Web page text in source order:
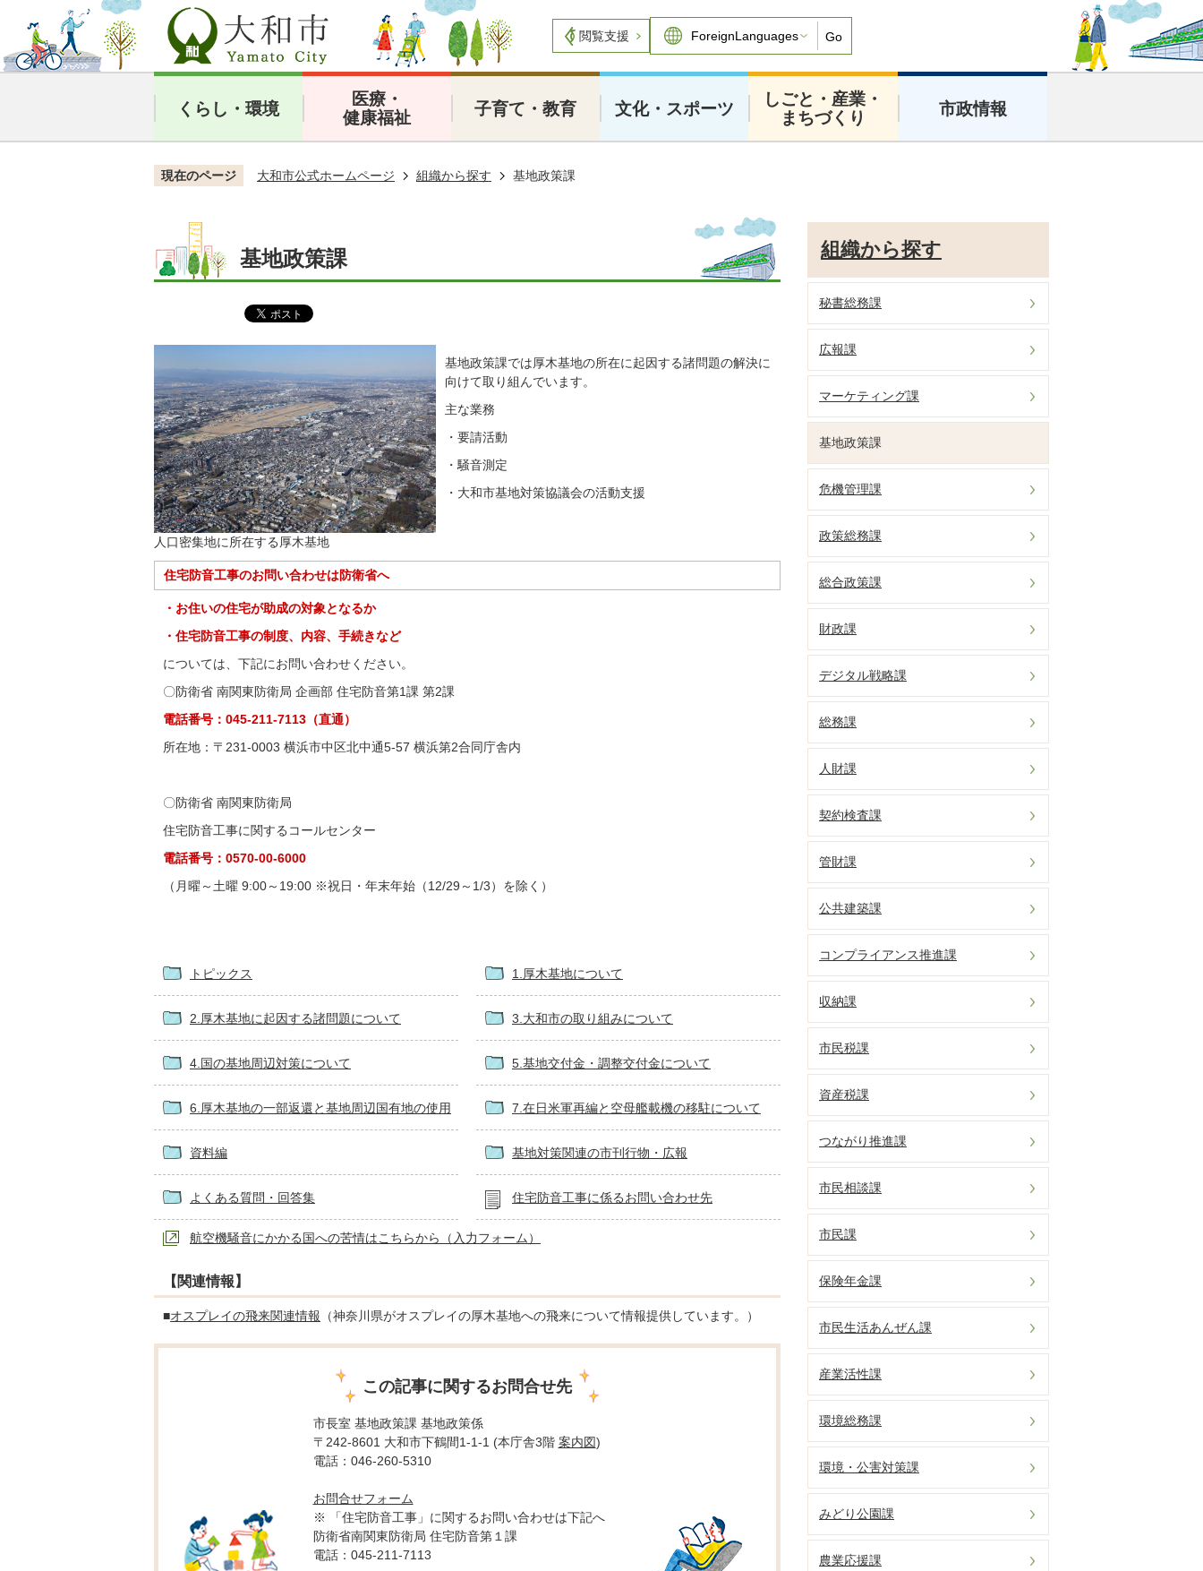
閲覧支援 Go
くらし・環境
医療・
健康福祉
子育て・教育 文化・スポーツ
しごと・産業・
まちづくり
市政情報
現在のページ 大和市公式ホームページ 組織から探す 基地政策課
基地政策課
人口密集地に所在する厚木基地
基地政策課では厚木基地の所在に起因する諸問題の解決に
向けて取り組んでいます。
主な業務
・要請活動
・騒音測定
・大和市基地対策協議会の活動支援
住宅防音工事のお問い合わせは防衛省へ
・お住いの住宅が助成の対象となるか
・住宅防音工事の制度、内容、手続きなど
については、下記にお問い合わせください。
〇防衛省 南関東防衛局 企画部 住宅防音第1課 第2課
電話番号：045-211-7113（直通）
所在地：〒231-0003 横浜市中区北中通5-57 横浜第2合同庁舎内
〇防衛省 南関東防衛局
住宅防音工事に関するコールセンター
電話番号：0570-00-6000
（月曜～土曜 9:00～19:00 ※祝日・年末年始（12/29～1/3）を除く）
トピックス 1.厚木基地について
2.厚木基地に起因する諸問題について 3.大和市の取り組みについて
4.国の基地周辺対策について 5.基地交付金・調整交付金について
6.厚木基地の一部返還と基地周辺国有地の使用 7.在日米軍再編と空母艦載機の移駐について
資料編 基地対策関連の市刊行物・広報
よくある質問・回答集 住宅防音工事に係るお問い合わせ先
航空機騒音にかかる国への苦情はこちらから（入力フォーム）
【関連情報】
■オスプレイの飛来関連情報 （神奈川県がオスプレイの厚木基地への飛来について情報提供しています。）
この記事に関するお問合せ先
市長室 基地政策課 基地政策係
〒242-8601 大和市下鶴間1-1-1 (本庁舎3階 案内図)
電話：046-260-5310
お問合せフォーム
※ 「住宅防音工事」に関するお問い合わせは下記へ
防衛省南関東防衛局 住宅防音第１課
電話：045-211-7113
組織から探す
秘書総務課
広報課
マーケティング課
基地政策課
危機管理課
政策総務課
総合政策課
財政課
デジタル戦略課
総務課
人財課
契約検査課
管財課
公共建築課
コンプライアンス推進課
収納課
市民税課
資産税課
つながり推進課
市民相談課
市民課
保険年金課
市民生活あんぜん課
産業活性課
環境総務課
環境・公害対策課
みどり公園課
農業応援課